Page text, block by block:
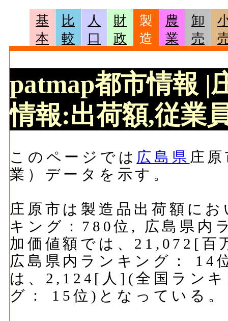
基
本
比
較
人
口
財
政
製
造
農
業
卸
売
patmap都市情報 |
情報:出荷額,従業
このページでは 広島県 庄
業）データを示す。
庄原市は製造品出荷額に
キング：780位, 広島県内
加価値額では、21,072[
広島県内ランキング： 14
は、2,124[人](全国ラン
グ： 15位)となっている。